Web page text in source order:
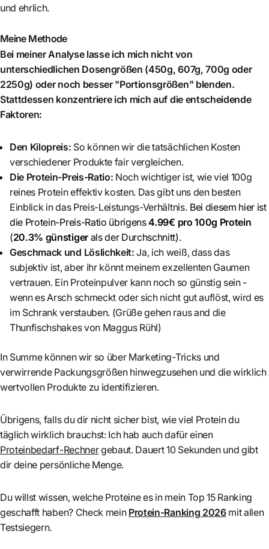
und ehrlich.
Meine Methode
Bei meiner Analyse lasse ich mich nicht von
unterschiedlichen Dosengrößen (450g, 607g, 700g oder
2250g) oder noch besser "Portionsgrößen" blenden.
Stattdessen konzentriere ich mich auf die entscheidende
Faktoren:
Den Kilopreis: So können wir die tatsächlichen Kosten
verschiedener Produkte fair vergleichen.
Die Protein-Preis-Ratio: Noch wichtiger ist, wie viel 100g
reines Protein effektiv kosten. Das gibt uns den besten
Einblick in das Preis-Leistungs-Verhältnis. Bei diesem hier ist
die Protein-Preis-Ratio übrigens4.99€ pro 100g Protein
(20.3% günstigerals der Durchschnitt).
Geschmack und Löslichkeit: Ja, ich weiß, dass das
subjektiv ist, aber ihr könnt meinem exzellenten Gaumen
vertrauen. Ein Proteinpulver kann noch so günstig sein -
wenn es Arsch schmeckt oder sich nicht gut auflöst, wird es
im Schrank verstauben. (Grüße gehen raus and die
Thunfischshakes von Maggus Rühl)
In Summe können wir so über Marketing-Tricks und
verwirrende Packungsgrößen hinwegzusehen und die wirklich
wertvollen Produkte zu identifizieren.
Übrigens, falls du dir nicht sicher bist, wie viel Protein du
täglich wirklich brauchst: Ich hab auch dafür einen
Proteinbedarf-Rechnergebaut. Dauert 10 Sekunden und gibt
dir deine persönliche Menge.
Du willst wissen, welche Proteine es in mein Top 15 Ranking
geschafft haben? Check mein Protein-Ranking 2026mit allen
Testsiegern.